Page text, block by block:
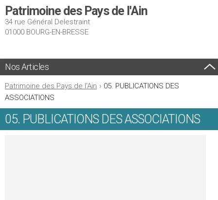
Patrimoine des Pays de l'Ain
34 rue Général Delestraint
01000 BOURG-EN-BRESSE
Nos Articles
Patrimoine des Pays de l'Ain › 05. PUBLICATIONS DES
ASSOCIATIONS
05. PUBLICATIONS DES ASSOCIATIONS